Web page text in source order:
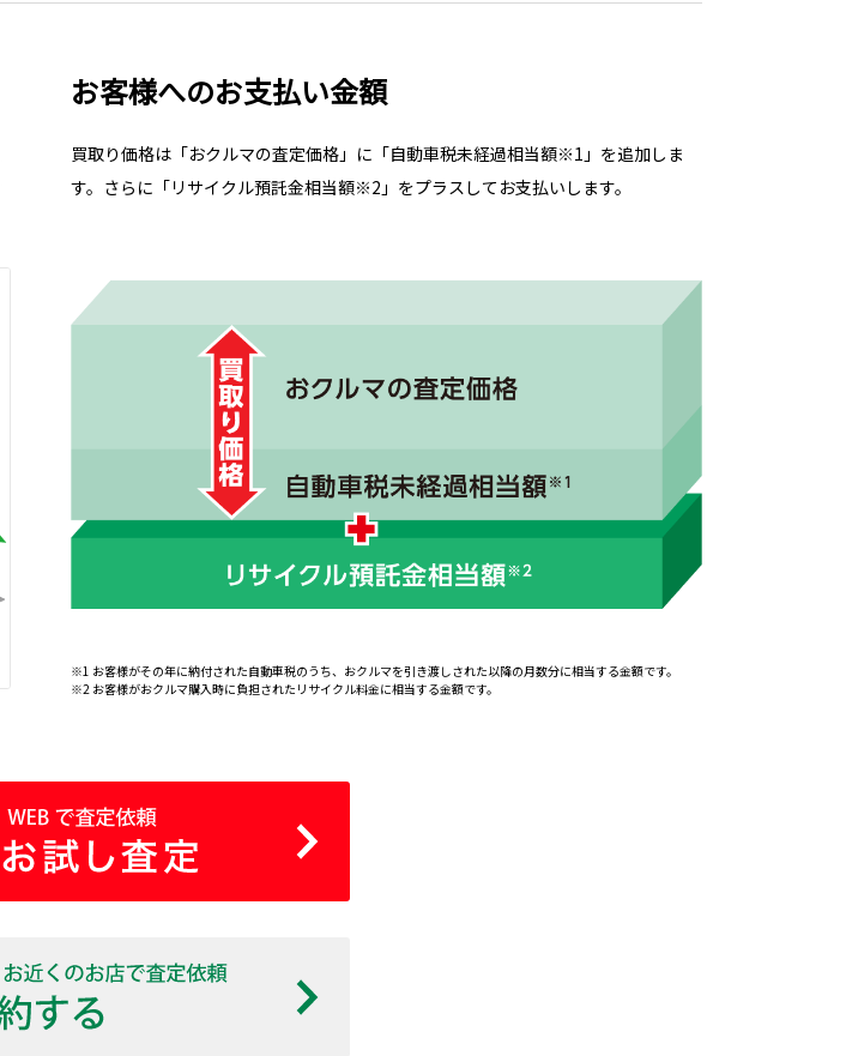
お客様へのお支払い金額
買取り価格は「おクルマの査定価格」に「自動車税未経過相当額※1」を追加しま
す。さらに「リサイクル預託金相当額※2」をプラスしてお支払いします。
※1 お客様がその年に納付された自動車税のうち、おクルマを引き渡しされた以降の月数分に相当する金額です。
※2 お客様がおクルマ購入時に負担されたリサイクル料金に相当する金額です。